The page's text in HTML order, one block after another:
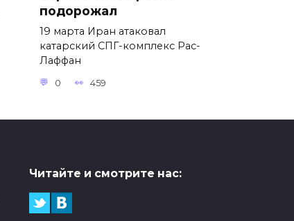
подорожал
19 марта Иран атаковал
катарский СПГ-комплекс Рас-
Лаффан
0 459
Читайте и смотрите нас: